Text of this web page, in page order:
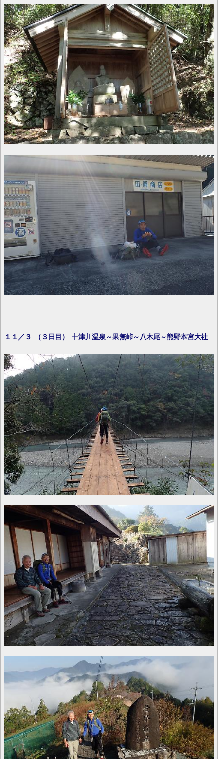
１１／３ （３日目） 十津川温泉～果無峠～八木尾～熊野本宮大社